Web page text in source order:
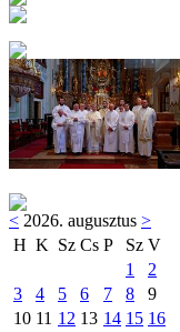
< 2026. augusztus >
H K Sz Cs P Sz V
1
2
3
4 5 6 7 8
9
10 11 12 13 14 15 16